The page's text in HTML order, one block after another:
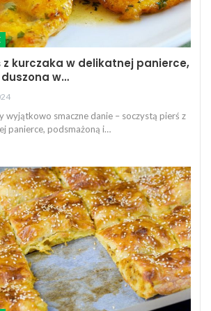
z kurczaka w delikatnej panierce,
w…
wyjątkowo smaczne danie – soczystą pierś z
panierce, podsmażoną i…